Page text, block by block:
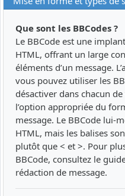
Que sont les BBCodes ?
Le BBCode est une
HTML, offrant un large
éléments d’un message.
vous pouvez utiliser les
désactiver dans chacun
l’option appropriée du
message. Le BBCode lui-
HTML, mais les balises
plutôt que < et >. Pour
BBCode, consultez le
rédaction de message.